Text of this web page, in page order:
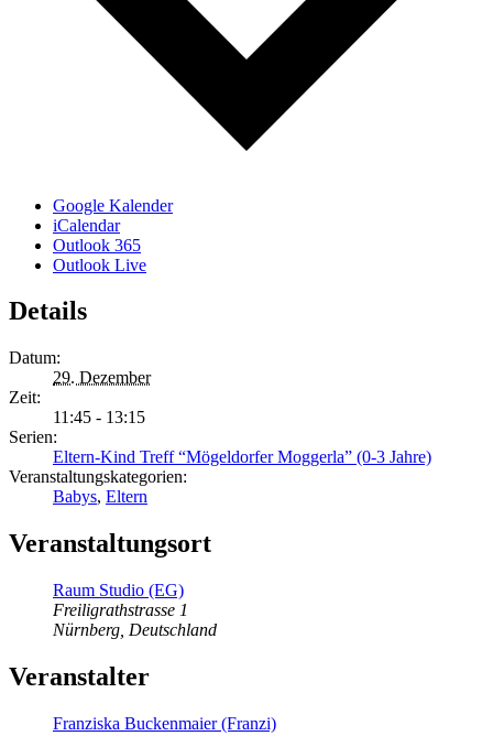
Google Kalender
iCalendar
Outlook 365
Outlook Live
Details
Datum:
29. Dezember
Zeit:
11:45 - 13:15
Serien:
Eltern-Kind Treff “Mögeldorfer Moggerla” (0-3 Jahre)
Veranstaltungskategorien:
Babys, Eltern
Veranstaltungsort
Raum Studio (EG)
Freiligrathstrasse 1
Nürnberg Deutschland
Veranstalter
Franziska Buckenmaier (Franzi)